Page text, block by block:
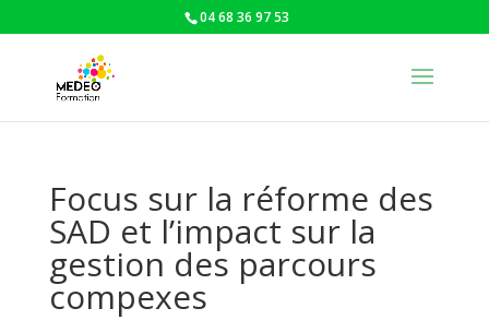
04 68 36 97 53
Focus sur la réforme des
SAD et l’impact sur la
gestion des parcours
compexes